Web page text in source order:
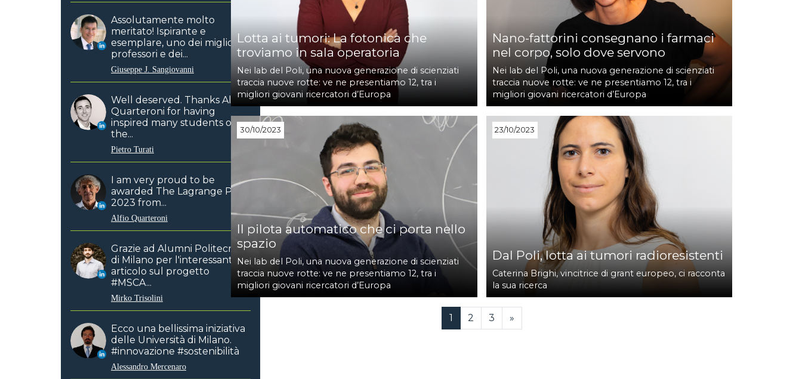
Assolutamente molto
meritato! Ispirante e
esemplare, uno dei migliori
professori e dei...
Giuseppe J. Sangiovanni
Well deserved. Thanks Alfio
Quarteroni for having
inspired many students over
the...
Pietro Turati
I am very proud to be
awarded The Lagrange Prize
2023 from...
Alfio Quarteroni
Grazie ad Alumni Politecnico
di Milano per l'interessante
articolo sul progetto
#MSCA...
Mirko Trisolini
Ecco una bellissima iniziativa
delle Università di Milano.
#innovazione #sostenibilità
Alessandro Mercenaro
Lotta ai tumori: La fotonica che
troviamo in sala operatoria
Nei lab del Poli, una nuova generazione di scienziati
traccia nuove rotte: ve ne presentiamo 12, tra i
migliori giovani ricercatori d’Europa
Nano-fattorini consegnano i farmaci
nel corpo, solo dove servono
Nei lab del Poli, una nuova generazione di scienziati
traccia nuove rotte: ve ne presentiamo 12, tra i
migliori giovani ricercatori d’Europa
Il pilota automatico che ci porta nello
spazio
Nei lab del Poli, una nuova generazione di scienziati
traccia nuove rotte: ve ne presentiamo 12, tra i
migliori giovani ricercatori d’Europa
30/10/2023
Dal Poli, lotta ai tumori radioresistenti
Caterina Brighi, vincitrice di grant europeo, ci racconta
la sua ricerca
23/10/2023
Current Page
1 Page
2 Page
3 »